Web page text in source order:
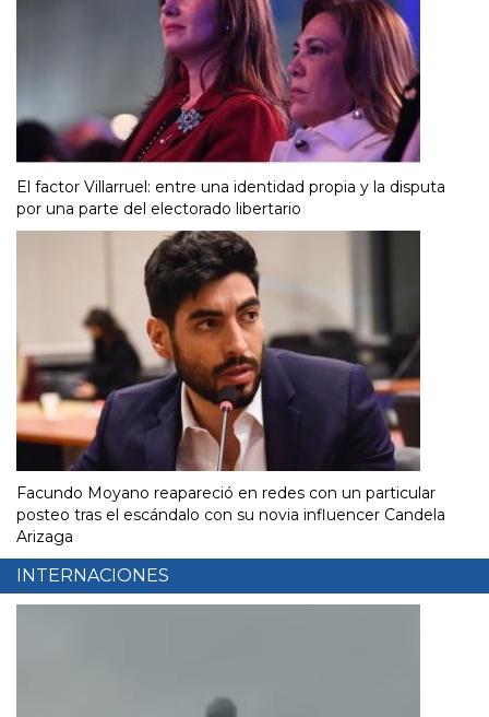
El factor Villarruel: entre una identidad propia y la disputa
por una parte del electorado libertario
Facundo Moyano reapareció en redes con un particular
posteo tras el escándalo con su novia influencer Candela
Arizaga
INTERNACIONES